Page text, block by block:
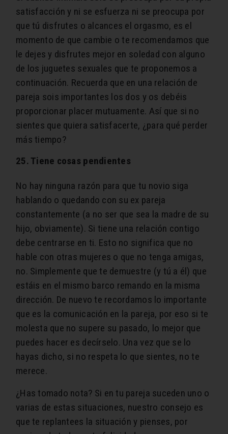
satisfacción y ni se esfuerza ni se preocupa por
que tú disfrutes o alcances el orgasmo, es el
momento de que cambie o te recomendamos que
le dejes y disfrutes mejor en soledad con alguno
de los juguetes sexuales que te proponemos a
continuación. Recuerda que en una relación de
pareja sois importantes los dos y os debéis
proporcionar placer mutuamente. Así que si no
sientes que quiera satisfacerte, ¿para qué perder
más tiempo?
25. Tiene cosas pendientes
No hay ninguna razón para que tu novio siga
hablando o quedando con su ex pareja
constantemente (a no ser que sea la madre de su
hijo, obviamente). Si tiene una relación contigo
debe centrarse en ti. Esto no significa que no
hable con otras mujeres o que no tenga amigas,
no. Simplemente que te demuestre (y tú a él) que
estáis en el mismo barco remando en la misma
dirección. De nuevo te recordamos lo importante
que es la comunicación en la pareja, por eso si te
molesta que no supere su pasado, lo mejor que
puedes hacer es decírselo. Una vez que se lo
hayas dicho, si no respeta lo que sientes, no te
merece.
¿Has tomado nota? Si en tu pareja suceden uno o
varias de estas situaciones, nuestro consejo es
que te replantees la situación y pienses, por